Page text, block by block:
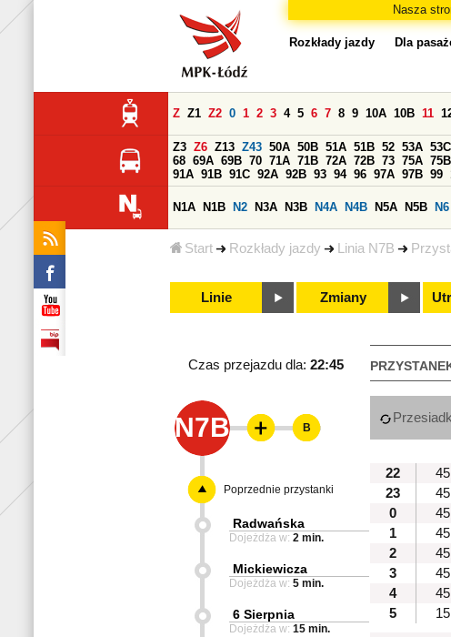
Nasza
Start Rozkłady jazdy Linia N7B
Rozkłady jazdy Dla
Z Z1 Z2 0 1 2 3 4 5 6 7 8 9 10A 10B 11
Z3 Z6 Z13 Z43 50A 50B 51A 51B 52 53A 53C
68 69A 69B 70 71A 71B 72A 72B 73 75A 75B
91A 91B 91C 92A 92B 93 94 96 97A 97B 99
N1A N1B N2 N3A N3B N4A N4B N5A N5B N6
Linie Zmiany
Czas przejazdu dla: 22:45
N7B
22
23
0
1
2
3
4
5
B
Poprzednie przystanki
Radwańska
Dojeżdża w: 2 min.
Mickiewicza
Dojeżdża w: 5 min.
6 Sierpnia
Dojeżdża w: 15 min.